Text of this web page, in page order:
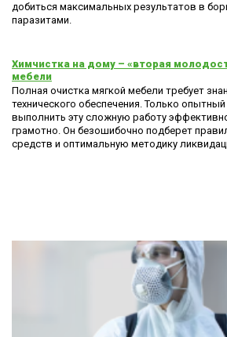
добиться максимальных результатов в
паразитами.
Химчистка на дому – «вторая
мебели
Полная очистка мягкой мебели требует
технического обеспечения. Только
выполнить эту сложную работу
грамотно. Он безошибочно подберет
средств и оптимальную методику